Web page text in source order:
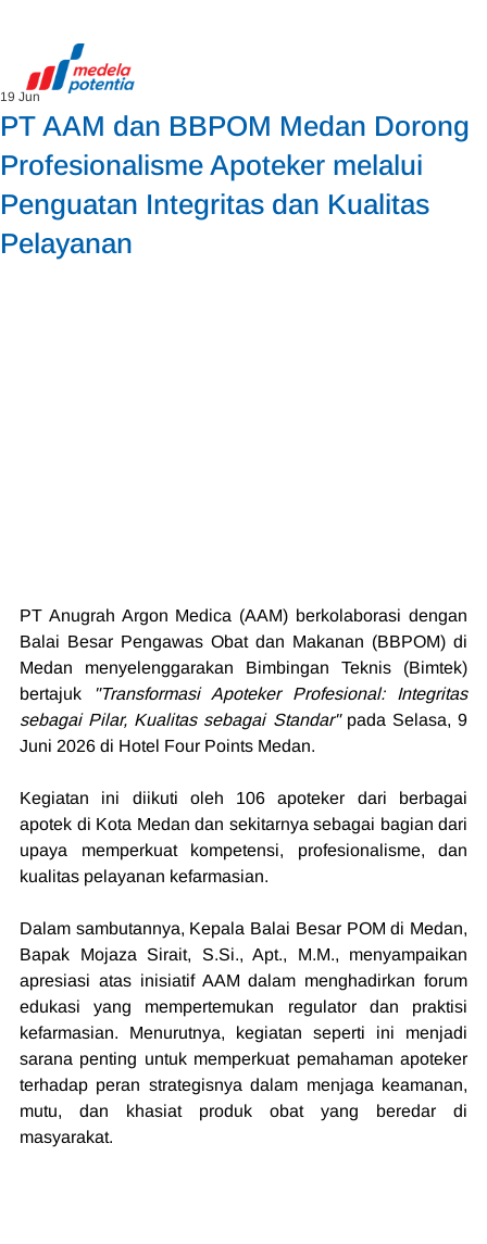
PT AAM dan BBPOM Medan Dorong
Profesionalisme Apoteker melalui
Penguatan Integritas dan Kualitas
Pelayanan
19 Jun
PT Anugrah Argon Medica (AAM) berkolaborasi dengan
Balai Besar Pengawas Obat dan Makanan (BBPOM) di
Medan menyelenggarakan Bimbingan Teknis (Bimtek)
bertajuk
"Transformasi Apoteker Profesional: Integritas
sebagai Pilar, Kualitas sebagai Standar" pada Selasa, 9
Juni 2026 di Hotel Four Points Medan.
Kegiatan ini diikuti oleh 106 apoteker dari berbagai
apotek di Kota Medan dan sekitarnya sebagai bagian dari
upaya memperkuat kompetensi, profesionalisme, dan
kualitas pelayanan kefarmasian.
Dalam sambutannya, Kepala Balai Besar POM di Medan,
Bapak Mojaza Sirait, S.Si., Apt., M.M., menyampaikan
apresiasi atas inisiatif AAM dalam menghadirkan forum
edukasi yang mempertemukan regulator dan praktisi
kefarmasian. Menurutnya, kegiatan seperti ini menjadi
sarana penting untuk memperkuat pemahaman apoteker
terhadap peran strategisnya dalam menjaga keamanan,
mutu, dan khasiat produk obat yang beredar di
masyarakat.